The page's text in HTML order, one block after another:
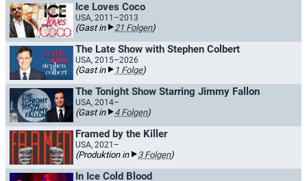
Ice Loves Coco
USA, 2011–2013
(Gast in 21 Folgen)
The Late Show with Stephen Colbert
USA, 2015–2026
(Gast in 1 Folge)
The Tonight Show Starring Jimmy Fallon
USA, 2014–
(Gast in 4 Folgen)
Framed by the Killer
USA, 2021–
(Produktion in 3 Folgen)
In Ice Cold Blood